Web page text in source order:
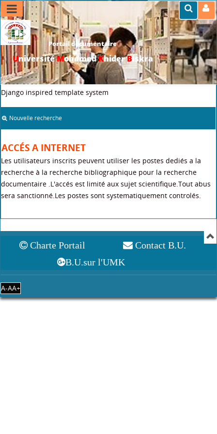
Portail documentaire
UniversitéMohamedKhiderBiskra
>>Accueil>Services aux adhèrants> Accés a internet
Django inspired template system
Nouvelle recherche
ACCÉS A INTERNET
Les utilisateurs inscrits peuvent utiliser les postes dediés a la
recherche à la recherche bibliographique pour la recherche
documentaire .L'accés est limité aux sujet scientifique.Tout abus
sera sanctionné.Les postes sont systematiquement controlés.
Charte Portail
Contact B.U.
B.U.sur l'UMK
A-AA+